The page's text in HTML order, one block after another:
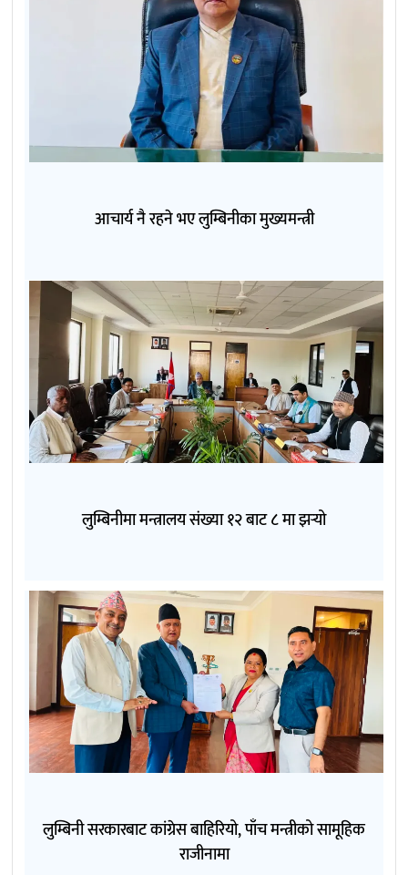
आचार्य नै रहने भए लुम्बिनीका मुख्यमन्त्री
लुम्बिनीमा मन्त्रालय संख्या १२ बाट ८ मा झर्‍यो
लुम्बिनी सरकारबाट कांग्रेस बाहिरियो, पाँच मन्त्रीको सामूहिक
राजीनामा